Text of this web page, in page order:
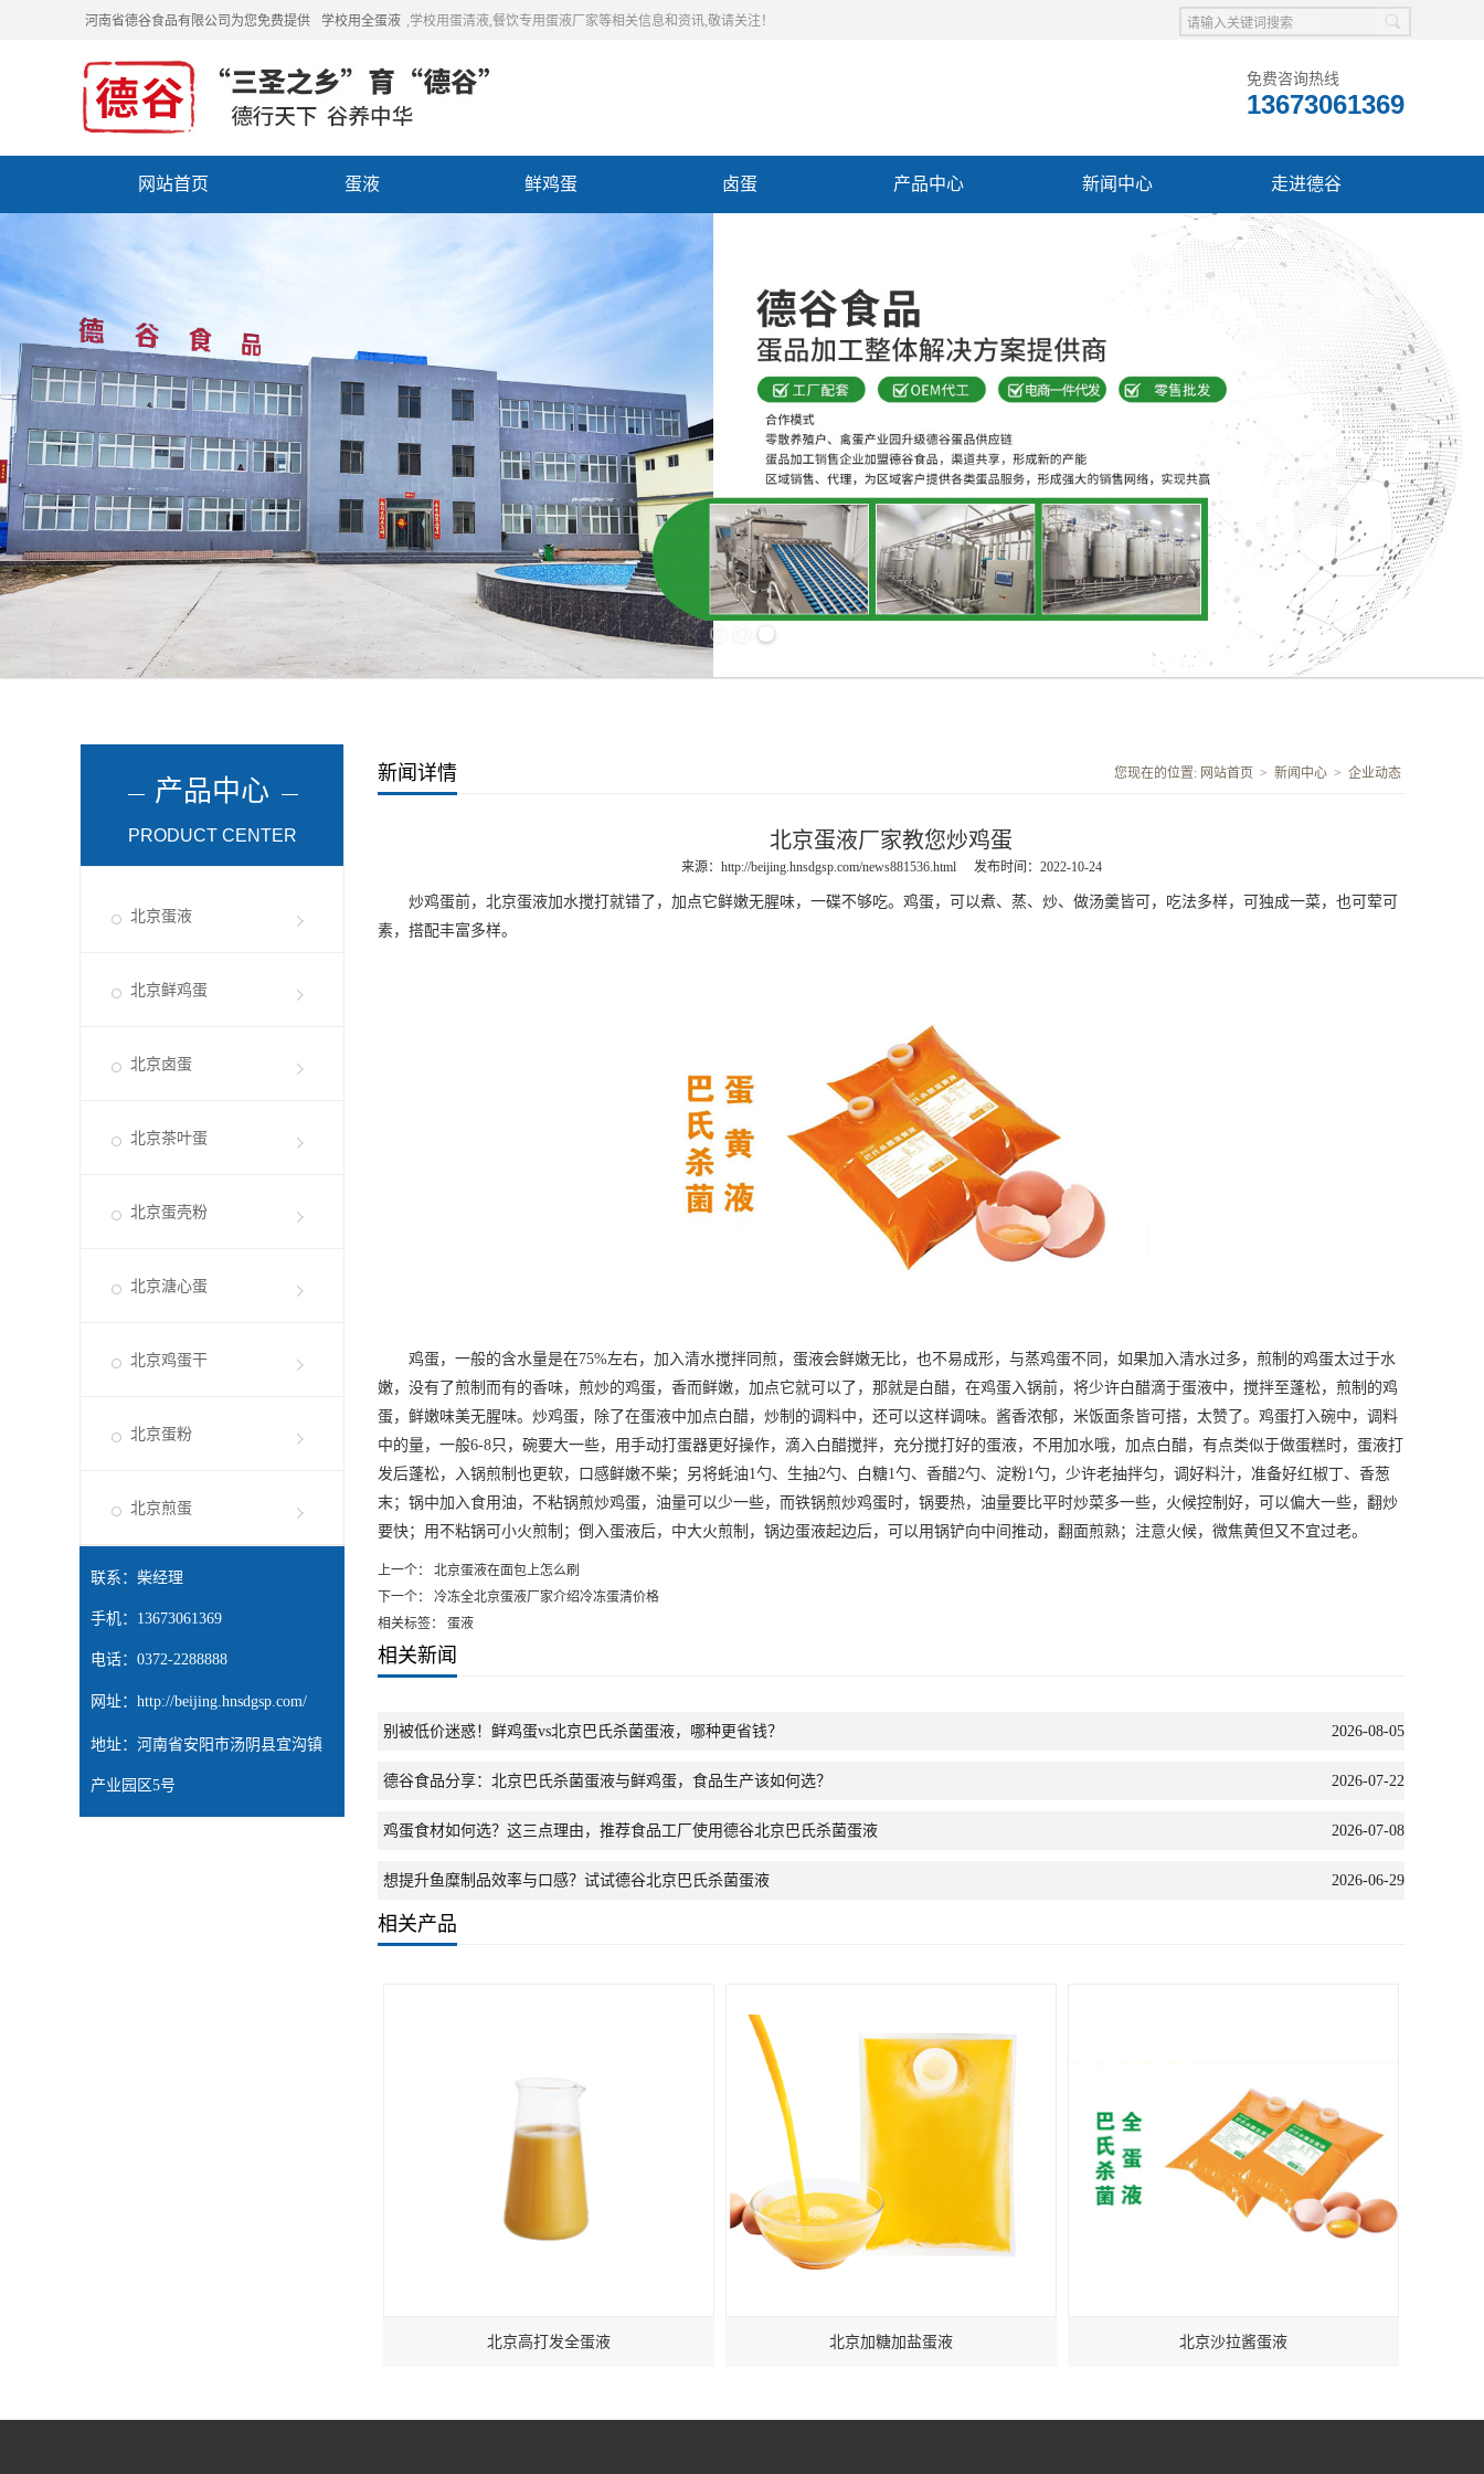
河南省德谷食品有限公司为您免费提供 学校用全蛋液 ,学校用蛋清液,餐饮专用蛋液厂家等相关信息和资讯,敬请关注！
免费咨询热线
13673061369
网站首页 蛋液 鲜鸡蛋 卤蛋 产品中心 新闻中心 走进德谷
产品中心
PRODUCT CENTER
北京蛋液
北京鲜鸡蛋
北京卤蛋
北京茶叶蛋
北京蛋壳粉
北京溏心蛋
北京鸡蛋干
北京蛋粉
北京煎蛋
联系：柴经理
手机：13673061369
电话：0372-2288888
网址： http://beijing.hnsdgsp.com/
地址：河南省安阳市汤阴县宜沟镇
产业园区5号
新闻详情 您现在的位置: 网站首页 > 新闻中心 > 企业动态
北京蛋液厂家教您炒鸡蛋
来源： http://beijing.hnsdgsp.com/news881536.html 发布时间：2022-10-24
炒鸡蛋前， 北京蛋液加水搅打就错了，加点它鲜嫩无腥味，一碟不够吃。鸡蛋，可以煮、蒸、炒、做汤羹皆可，吃法多样，可独成一菜，也可荤可
素，搭配丰富多样。
鸡蛋，一般的含水量是在75%左右，加入清水搅拌同煎，蛋液会鲜嫩无比，也不易成形，与蒸鸡蛋不同，如果加入清水过多，煎制的鸡蛋太过于水
嫩，没有了煎制而有的香味，煎炒的鸡蛋，香而鲜嫩，加点它就可以了，那就是白醋，在鸡蛋入锅前，将少许白醋滴于蛋液中，搅拌至蓬松，煎制的鸡
蛋，鲜嫩味美无腥味。炒鸡蛋，除了在蛋液中加点白醋，炒制的调料中，还可以这样调味。酱香浓郁，米饭面条皆可搭，太赞了。鸡蛋打入碗中，调料
中的量，一般6-8只，碗要大一些，用手动打蛋器更好操作，滴入白醋搅拌，充分搅打好的蛋液，不用加水哦，加点白醋，有点类似于做蛋糕时，蛋液打
发后蓬松，入锅煎制也更软，口感鲜嫩不柴；另将蚝油1勺、生抽2勺、白糖1勺、香醋2勺、淀粉1勺，少许老抽拌匀，调好料汁，准备好红椒丁、香葱
末；锅中加入食用油，不粘锅煎炒鸡蛋，油量可以少一些，而铁锅煎炒鸡蛋时，锅要热，油量要比平时炒菜多一些，火候控制好，可以偏大一些，翻炒
要快；用不粘锅可小火煎制；倒入蛋液后，中大火煎制，锅边蛋液起边后，可以用锅铲向中间推动，翻面煎熟；注意火候，微焦黄但又不宜过老。
上一个：
北京蛋液在面包上怎么刷
下一个：
冷冻全北京蛋液厂家介绍冷冻蛋清价格
相关标签： 蛋液
相关新闻
别被低价迷惑！鲜鸡蛋vs北京巴氏杀菌蛋液，哪种更省钱？ 2026-08-05
德谷食品分享：北京巴氏杀菌蛋液与鲜鸡蛋，食品生产该如何选？ 2026-07-22
鸡蛋食材如何选？这三点理由，推荐食品工厂使用德谷北京巴氏杀菌蛋液 2026-07-08
想提升鱼糜制品效率与口感？试试德谷北京巴氏杀菌蛋液 2026-06-29
相关产品
北京高打发全蛋液 北京加糖加盐蛋液 北京沙拉酱蛋液